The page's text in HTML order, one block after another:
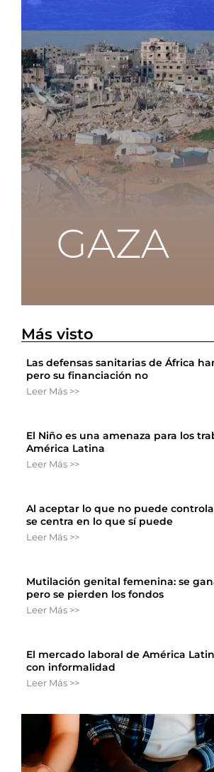
Más visto
Las defensas sanitarias de África
pero su financiación no
Leer Más >>
El Niño es una amenaza para los
América Latina
Leer Más >>
Al aceptar lo que no puede
se centra en lo que sí puede
Leer Más >>
Mutilación genital femenina: se
pero se pierden los fondos
Leer Más >>
El mercado laboral de América
con informalidad
Leer Más >>